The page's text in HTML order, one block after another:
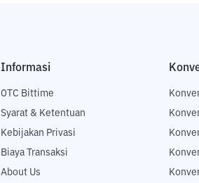
Informasi
OTC Bittime
Syarat & Ketentuan
Kebijakan Privasi
Biaya Transaksi
About Us